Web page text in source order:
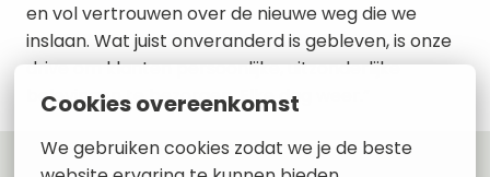
Cookies overeenkomst
We gebruiken cookies zodat we je de beste
en vol vertrouwen over de nieuwe weg die we
inslaan. Wat juist onveranderd is gebleven, is onze
drive om klanten persoonlijke, uitzonderlijke
belevingen te bezorgen. Elke dag weer.”